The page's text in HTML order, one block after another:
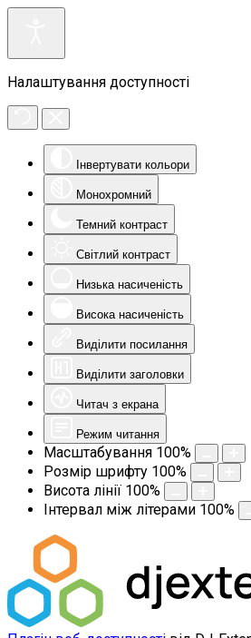
Налаштування доступності
Інвертувати кольори
Монохромний
Темний контраст
Світлий контраст
Низька насиченість
Висока насиченість
Виділити посилання
Виділити заголовки
Читач з екрана
Режим читання
Масштабування 100%
Розмір шрифту 100%
Висота лінії 100%
Інтервал між літерами 100%